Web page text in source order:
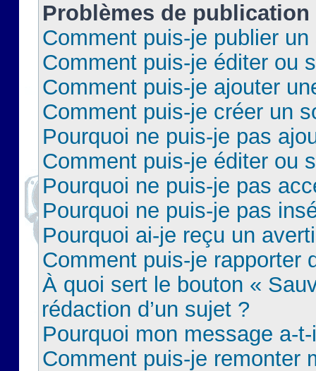
Problèmes de publication
Comment puis-je publier
Comment puis-je éditer ou
Comment puis-je ajouter
Comment puis-je créer un
Pourquoi ne puis-je pas
Comment puis-je éditer ou
Pourquoi ne puis-je pas
Pourquoi ne puis-je pas
Pourquoi ai-je reçu un
Comment puis-je rapporter
À quoi sert le bouton «
rédaction d’un sujet ?
Pourquoi mon message a-
Comment puis-je remonter